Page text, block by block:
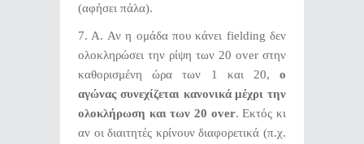
(αφήσει πάλα).
7. Α. Αν η ομάδα που κάνει fielding δεν
ολοκληρώσει την ρίψη των 20 over στην
καθορισμένη ώρα των 1 και 20, ο
αγώνας συνεχίζεται κανονικά μέχρι την
ολοκλήρωση και των 20 over. Εκτός κι
αν οι διαιτητές κρίνουν διαφορετικά (π.χ.